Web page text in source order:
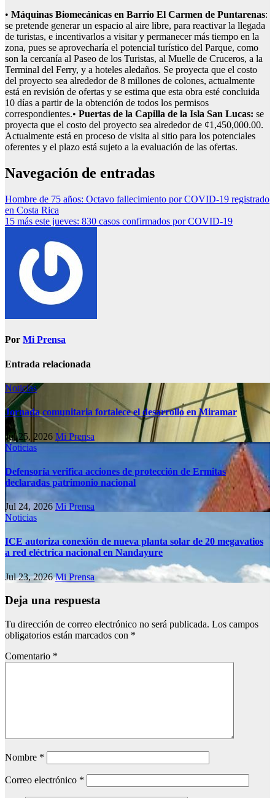
• Máquinas Biomecánicas en Barrio El Carmen de Puntarenas:
se pretende generar un espacio al aire libre, para reactivar la llegada
de turistas, e incentivarlos a visitar y permanecer más tiempo en la
zona, pues se aprovecharía el potencial turístico del Parque, como
son la cercanía al Paseo de los Turistas, al Muelle de Cruceros, a la
Terminal del Ferry, y a hoteles aledaños. Se proyecta que el costo
del proyecto sea alrededor de 8 millones de colones, actualmente
está en revisión de ofertas y se estima que esta obra esté concluida
10 días a partir de la obtención de todos los permisos
correspondientes.• Puertas de la Capilla de la Isla San Lucas: se
proyecta que el costo del proyecto sea alrededor de ¢1,450,000.00.
Actualmente está en proceso de visita al sitio para los potenciales
oferentes y el plazo está sujeto a la evaluación de las ofertas.
Navegación de entradas
Hombre de 75 años: Octavo fallecimiento por COVID-19 registrado
en Costa Rica
15 más este jueves: 830 casos confirmados por COVID-19
Por Mi Prensa
Entrada relacionada
Noticias
Jornada comunitaria fortalece el desarrollo en Miramar
Jul 25, 2026 Mi Prensa
Noticias
Defensoría verifica acciones de protección de Ermitas
declaradas patrimonio nacional
Jul 24, 2026Mi Prensa
Noticias
ICE autoriza conexión de nueva planta solar de 20 megavatios
a red eléctrica nacional en Nandayure
Jul 23, 2026Mi Prensa
Deja una respuesta
Tu dirección de correo electrónico no será publicada. Los campos
obligatorios están marcados con *
Comentario *
Nombre *
Correo electrónico *